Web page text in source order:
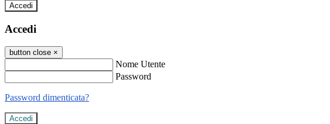
Accedi
Accedi
button close ×
Nome Utente
Password
Password dimenticata?